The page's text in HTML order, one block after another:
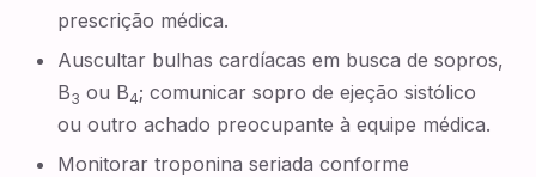
prescrição médica.
Auscultar bulhas cardíacas em busca de sopros,
B3 ou B4; comunicar sopro de ejeção sistólico
ou outro achado preocupante à equipe médica.
Monitorar troponina seriada conforme